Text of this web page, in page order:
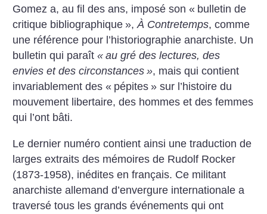
Gomez a, au fil des ans, imposé son « bulletin de
critique bibliographique »,À Contretemps, comme
une référence pour l’historiographie anarchiste. Un
bulletin qui paraît« au gré des lectures, des
envies et des circonstances », mais qui contient
invariablement des « pépites » sur l’histoire du
mouvement libertaire, des hommes et des femmes
qui l’ont bâti.
Le dernier numéro contient ainsi une traduction de
larges extraits des mémoires de Rudolf Rocker
(1873-1958), inédites en français. Ce militant
anarchiste allemand d’envergure internationale a
traversé tous les grands événements qui ont